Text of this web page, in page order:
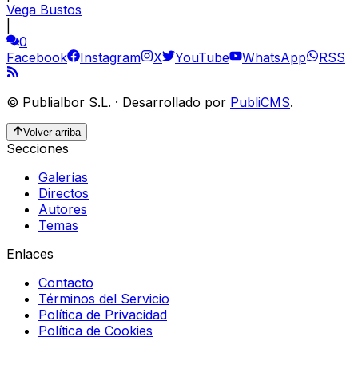
Vega Bustos
0
Facebook
Instagram X YouTube WhatsApp RSS
© Publialbor S.L. · Desarrollado por PubliCMS.
Volver arriba
Secciones
Galerías
Directos
Autores
Temas
Enlaces
Contacto
Términos del Servicio
Política de Privacidad
Política de Cookies